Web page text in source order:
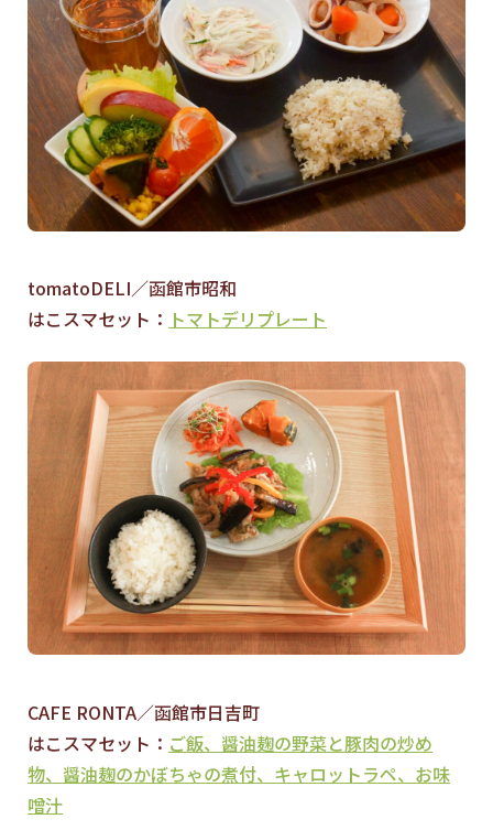
tomatoDELI／函館市昭和
はこスマセット： トマトデリプレート
CAFE RONTA／函館市日吉町
はこスマセット： ご飯、醤油麹の野菜と豚肉の炒め
物、醤油麹のかぼちゃの煮付、キャロットラペ、お味
噌汁